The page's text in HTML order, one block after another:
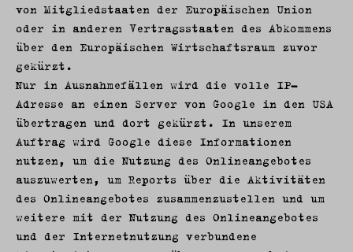
von Mitgliedstaaten der Europäischen Union
oder in anderen Vertragsstaaten des Abkommens
über den Europäischen Wirtschaftsraum zuvor
gekürzt.
Nur in Ausnahmefällen wird die volle IP-
Adresse an einen Server von Google in den USA
übertragen und dort gekürzt. In unserem
Auftrag wird Google diese Informationen
nutzen, um die Nutzung des Onlineangebotes
auszuwerten, um Reports über die Aktivitäten
des Onlineangebotes zusammenzustellen und um
weitere mit der Nutzung des Onlineangebotes
und der Internetnutzung verbundene